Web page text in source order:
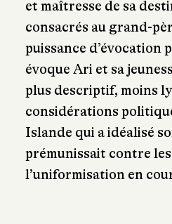
et maîtresse de sa
consacrés au grand-
puissance d’évocation
évoque Ari et sa
plus descriptif, moins
considérations
Islande qui a idéalisé
prémunissait contre
l’uniformisation en